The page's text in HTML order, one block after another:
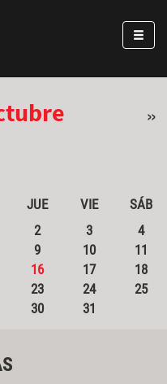
»
JUE VIE
SÁB
2 3
4
9 10
11
16 17
18
23 24
25
30 31